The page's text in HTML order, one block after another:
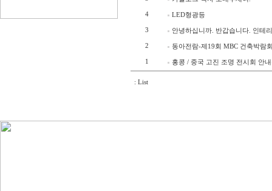
4 LED형광등
3 안녕하십니까. 반갑습니다. 인테
2 동아전람-제19회 MBC 건축박람
1 홍콩 / 중국 고진 조명 전시회 안
: List